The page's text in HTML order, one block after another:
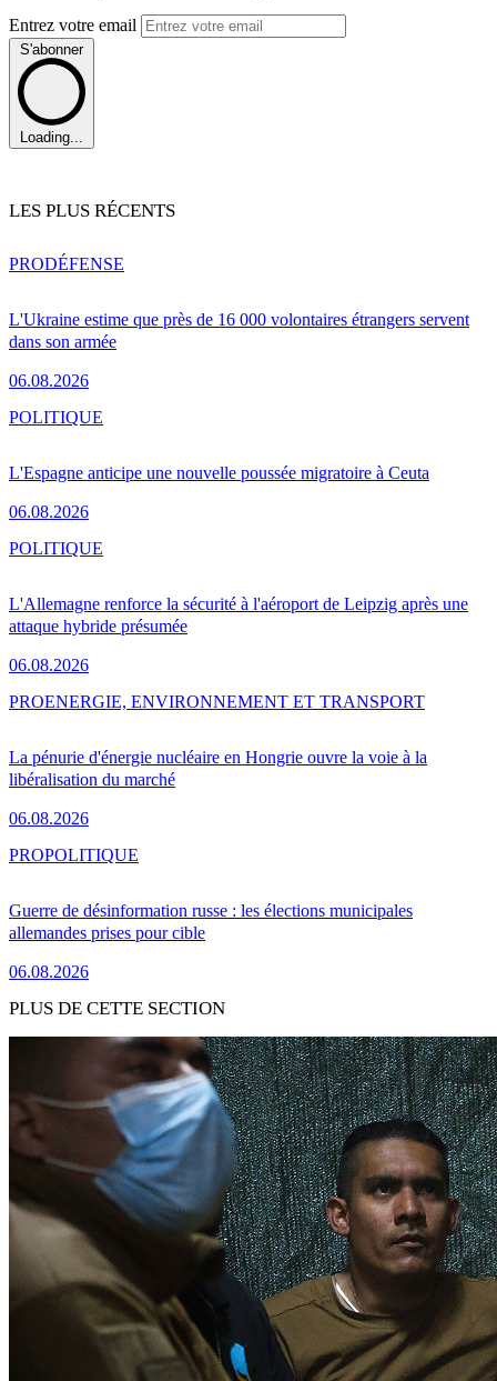
Entrez votre email
S'abonner
Loading...
LES PLUS RÉCENTS
L'Ukraine estime que près de 16 000 volontaires étrangers servent
dans son armée
06.08.2026
PRODÉFENSE
L'Espagne anticipe une nouvelle poussée migratoire à Ceuta
06.08.2026
POLITIQUE
L'Allemagne renforce la sécurité à l'aéroport de Leipzig après une
attaque hybride présumée
06.08.2026
POLITIQUE
La pénurie d'énergie nucléaire en Hongrie ouvre la voie à la
libéralisation du marché
06.08.2026
PROENERGIE, ENVIRONNEMENT ET TRANSPORT
Guerre de désinformation russe : les élections municipales
allemandes prises pour cible
06.08.2026
PROPOLITIQUE
PLUS DE CETTE SECTION